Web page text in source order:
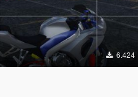
6.424